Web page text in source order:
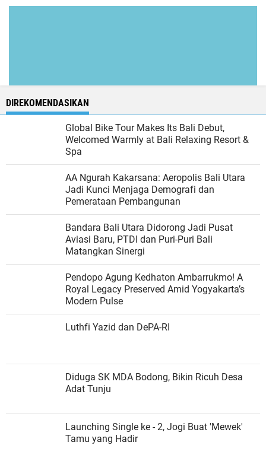
DIREKOMENDASIKAN
Global Bike Tour Makes Its Bali Debut,
Welcomed Warmly at Bali Relaxing Resort &
Spa
AA Ngurah Kakarsana: Aeropolis Bali Utara
Jadi Kunci Menjaga Demografi dan
Pemerataan Pembangunan
Bandara Bali Utara Didorong Jadi Pusat
Aviasi Baru, PTDI dan Puri-Puri Bali
Matangkan Sinergi
Pendopo Agung Kedhaton Ambarrukmo! A
Royal Legacy Preserved Amid Yogyakarta’s
Modern Pulse
Luthfi Yazid dan DePA-RI
Diduga SK MDA Bodong, Bikin Ricuh Desa
Adat Tunju
Launching Single ke - 2, Jogi Buat 'Mewek'
Tamu yang Hadir